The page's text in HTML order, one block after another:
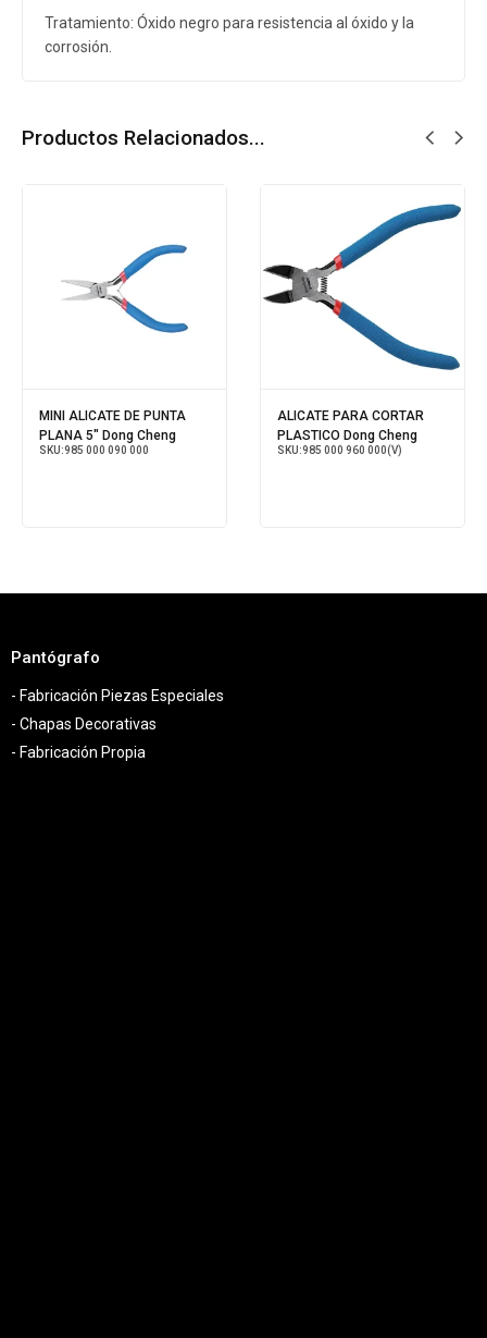
Tratamiento: Óxido negro para resistencia al óxido y la
corrosión.
Productos Relacionados...
MINI ALICATE DE PUNTA
PLANA 5" Dong Cheng
SKU:985 000 090 000
ALICATE PARA CORTAR
PLASTICO Dong Cheng
SKU:985 000 960 000(V)
Pantógrafo
- Fabricación Piezas Especiales
- Chapas Decorativas
- Fabricación Propia